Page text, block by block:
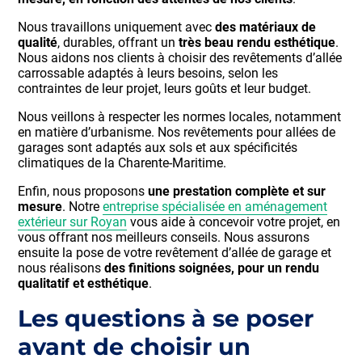
Nous travaillons uniquement avecdes matériaux de
qualité, durables, offrant untrès beau rendu esthétique.
Nous aidons nos clients à choisir des revêtements d’allée
carrossable adaptés à leurs besoins, selon les
contraintes de leur projet, leurs goûts et leur budget.
Nous veillons à respecter les normes locales, notamment
en matière d’urbanisme. Nos revêtements pour allées de
garages sont adaptés aux sols et aux spécificités
climatiques de la Charente-Maritime.
Enfin, nous proposonsune prestation complète et sur
mesure. Notreentreprise spécialisée en aménagement
extérieur sur Royan vous aide à concevoir votre projet, en
vous offrant nos meilleurs conseils. Nous assurons
ensuite la pose de votre revêtement d’allée de garage et
nous réalisonsdes finitions soignées, pour un rendu
qualitatif et esthétique.
Les questions à se poser
avant de choisir un